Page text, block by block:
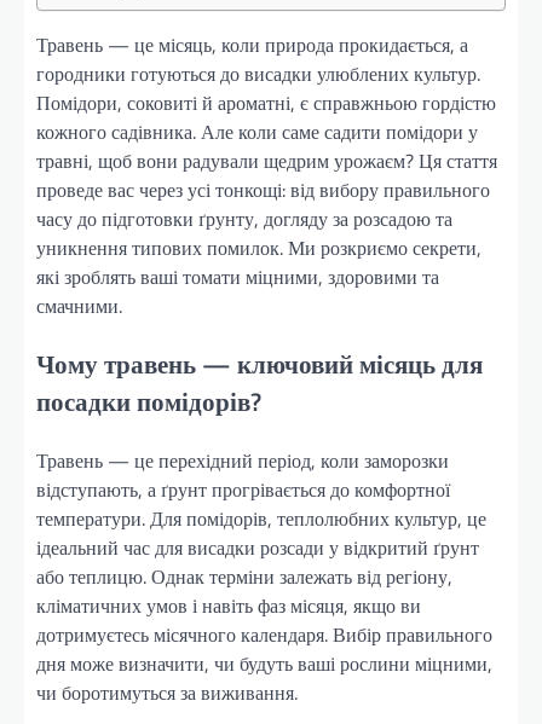
Травень — це місяць, коли природа прокидається, а
городники готуються до висадки улюблених культур.
Помідори, соковиті й ароматні, є справжньою гордістю
кожного садівника. Але коли саме садити помідори у
травні, щоб вони радували щедрим урожаєм? Ця стаття
проведе вас через усі тонкощі: від вибору правильного
часу до підготовки ґрунту, догляду за розсадою та
уникнення типових помилок. Ми розкриємо секрети,
які зроблять ваші томати міцними, здоровими та
смачними.
Чому травень — ключовий місяць для
посадки помідорів?
Травень — це перехідний період, коли заморозки
відступають, а ґрунт прогрівається до комфортної
температури. Для помідорів, теплолюбних культур, це
ідеальний час для висадки розсади у відкритий ґрунт
або теплицю. Однак терміни залежать від регіону,
кліматичних умов і навіть фаз місяця, якщо ви
дотримуєтесь місячного календаря. Вибір правильного
дня може визначити, чи будуть ваші рослини міцними,
чи боротимуться за виживання.